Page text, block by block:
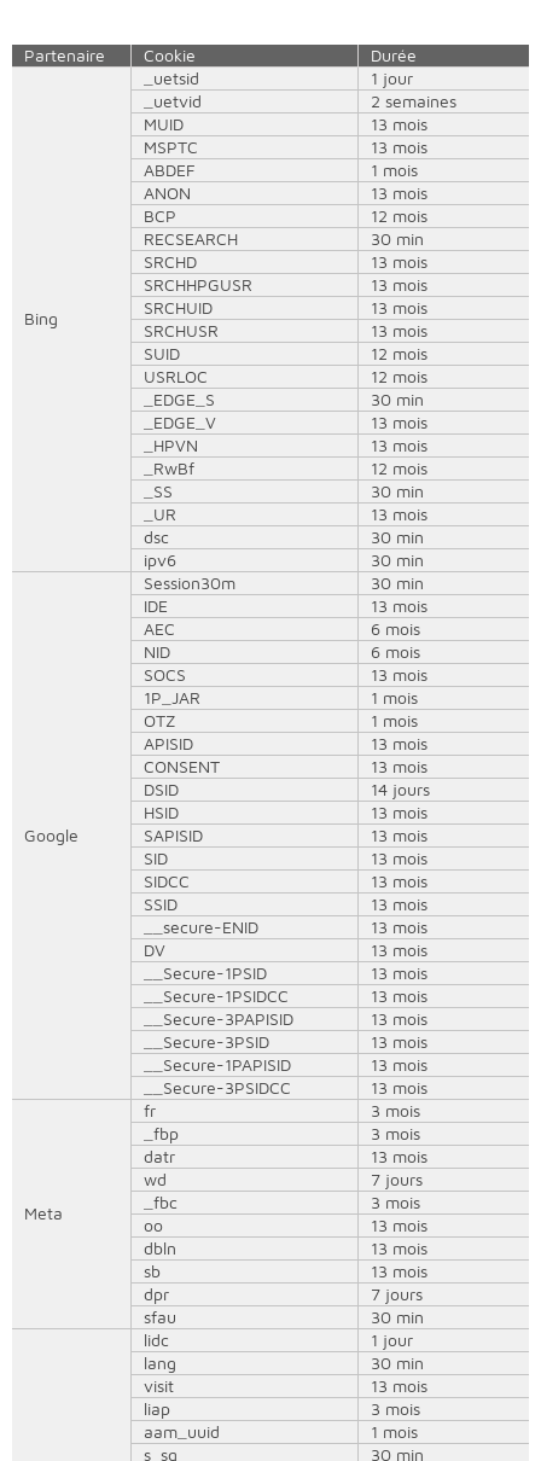
Partenaire Cookie Durée
Bing
_uetsid
1 jour
_uetvid
2 semaines
MUID
13 mois
MSPTC
13 mois
ABDEF
1 mois
ANON
13 mois
BCP
12 mois
RECSEARCH
30 min
SRCHD
13 mois
SRCHHPGUSR
13 mois
SRCHUID
13 mois
SRCHUSR
13 mois
SUID
12 mois
USRLOC
12 mois
_EDGE_S
30 min
_EDGE_V
13 mois
_HPVN
13 mois
_RwBf
12 mois
_SS
30 min
_UR
13 mois
dsc
30 min
ipv6
30 min
Google
Session30m
30 min
IDE
13 mois
AEC
6 mois
NID
6 mois
SOCS
13 mois
1P_JAR
1 mois
OTZ
1 mois
APISID
13 mois
CONSENT
13 mois
DSID
14 jours
HSID
13 mois
SAPISID
13 mois
SID
13 mois
SIDCC
13 mois
SSID
13 mois
__secure-ENID
13 mois
DV
13 mois
__Secure-1PSID
13 mois
__Secure-1PSIDCC
13 mois
__Secure-3PAPISID
13 mois
__Secure-3PSID
13 mois
__Secure-1PAPISID
13 mois
__Secure-3PSIDCC
13 mois
Meta
fr
3 mois
_fbp
3 mois
datr
13 mois
wd
7 jours
_fbc
3 mois
oo
13 mois
dbln
13 mois
sb
13 mois
dpr
7 jours
sfau
30 min
lidc
1 jour
lang
30 min
visit
13 mois
liap
3 mois
aam_uuid
1 mois
s_sq
30 min